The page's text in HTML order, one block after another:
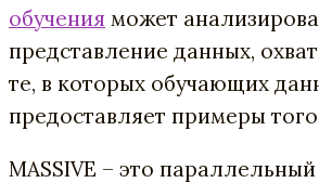
обучения может
представление данных,
те, в которых обучающих
предоставляет примеры
MASSIVE – это